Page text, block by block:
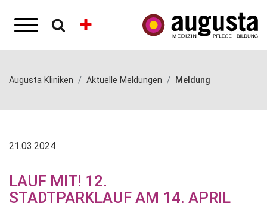
Augusta Kliniken Aktuelle Meldungen Meldung
21.03.2024
LAUF MIT! 12.
STADTPARKLAUF AM 14. APRIL